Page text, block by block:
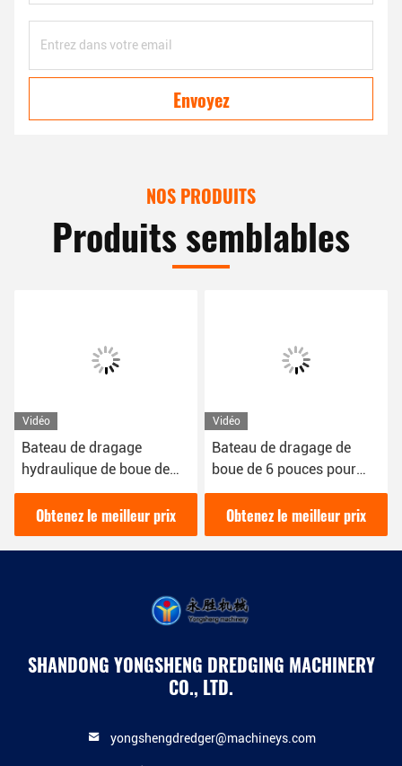
Envoyez
NOS PRODUITS
Produits semblables
Vidéo
Bateau de dragage
hydraulique de boue de
200 Cbm/h de 16 kW de
couleur rouge utilisé pour
le dragage des rivières
Obtenez le meilleur prix
Vidéo
Bateau de dragage de
boue de 6 pouces pour
draguer la boue dans la
rivière 16kw dragueuse
hydraulique diesel
Obtenez le meilleur prix
SHANDONG YONGSHENG DREDGING MACHINERY
CO., LTD.
yongshengdredger@machineys.com